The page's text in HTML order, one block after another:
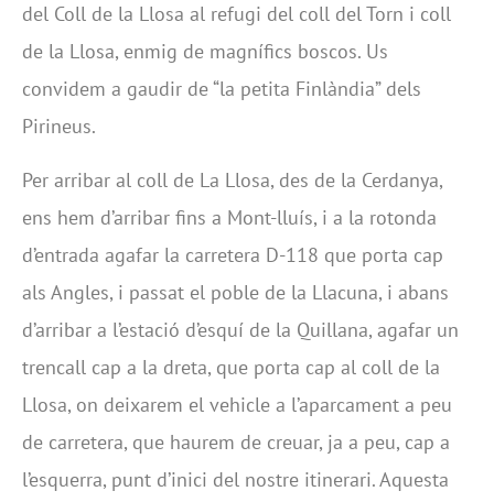
del Coll de la Llosa al refugi del coll del Torn i coll
de la Llosa, enmig de magnífics boscos. Us
convidem a gaudir de “la petita Finlàndia” dels
Pirineus.
Per arribar al coll de La Llosa, des de la Cerdanya,
ens hem d’arribar fins a Mont-lluís, i a la rotonda
d’entrada agafar la carretera D-118 que porta cap
als Angles, i passat el poble de la Llacuna, i abans
d’arribar a l’estació d’esquí de la Quillana, agafar un
trencall cap a la dreta, que porta cap al coll de la
Llosa, on deixarem el vehicle a l’aparcament a peu
de carretera, que haurem de creuar, ja a peu, cap a
l’esquerra, punt d’inici del nostre itinerari. Aquesta